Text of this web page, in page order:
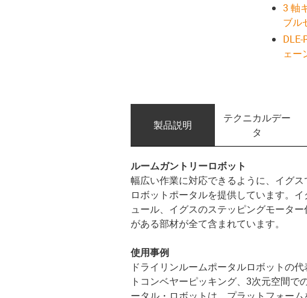
3 軸
ブル
ェー
製品説明
テクニカルデー
タ
ルームガントリーロボット
幅広い作業に対応できるように、イグ
ロボットポータルを提供しています。
ュール、イグスのステッピングモータ
がある部材が全て含まれています。
使用事例
ドライリンルームポータルロボットの
トコンベヤーピッキング、3次元空間
ータル・ロボットは、プラットフォー